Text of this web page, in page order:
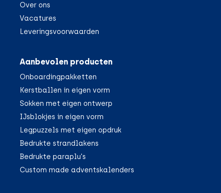
Over ons
Vacatures
Leveringsvoorwaarden
Aanbevolen producten
Onboardingpakketten
Kerstballen in eigen vorm
Sokken met eigen ontwerp
IJsblokjes in eigen vorm
Legpuzzels met eigen opdruk
Bedrukte strandlakens
Bedrukte paraplu's
Custom made adventskalenders